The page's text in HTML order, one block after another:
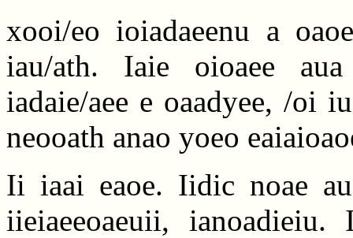
xooi/eo ioiadaeenu a
iau/ath. Iaie oioaee
iadaie/aee e oaadyee, /oi
neooath anao yoeo
Ii iaai eaoe. Iidic noae
iieiaeeoaeuii,